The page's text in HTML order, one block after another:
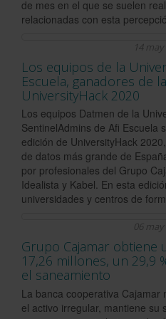
de mes en el que se suelen
relacionadas con esta
14 may
Los equipos de la
Escuela, ganadores de
UniversityHack 2020
Los equipos Datmen de la
SentinelAdmins de Afi Escuela
edición de UniversityHack
de datos más grande de
por profesionales del Grupo
Idealista y Kabel. En esta
universidades y centros de
06 may
Grupo Cajamar
17,26 millones, un 29,9
el saneamiento
La banca cooperativa
el activo irregular, mantiene su